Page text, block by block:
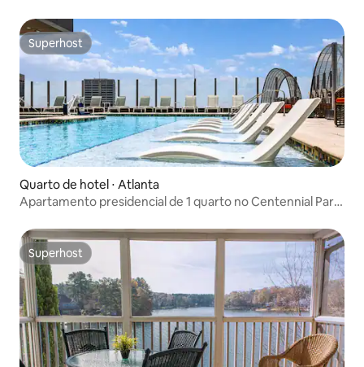
Superhost
Superhost
Quarto de hotel ⋅ Atlanta
Apartamento presidencial de 1 quarto no Centennial Park
Superhost
Superhost